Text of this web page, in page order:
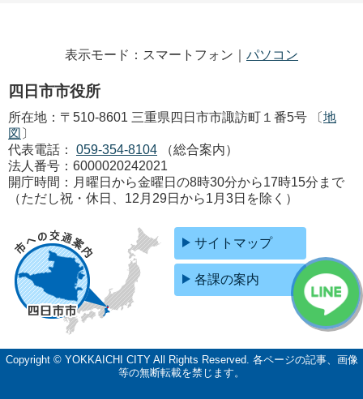
表示モード：スマートフォン｜ パソコン
四日市市役所
所在地：〒510-8601 三重県四日市市諏訪町１番5号 〔地
図 〕
代表電話：
059-354-8104
（総合案内）
法人番号：6000020242021
開庁時間：月曜日から金曜日の8時30分から17時15分まで
（ただし祝・休日、12月29日から1月3日を除く）
サイトマップ
各課の案内
Copyright © YOKKAICHI CITY All Rights Reserved. 各ページの記事、画像
等の無断転載を禁じます。